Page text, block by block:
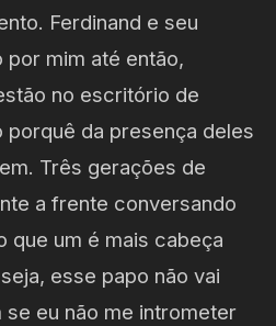
Ferdinand e seu
mim até então,
no escritório de
porquê da presença deles
Três gerações de
a frente conversando
que um é mais cabeça
esse papo não vai
se eu não me intrometer